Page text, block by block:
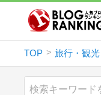
TOP 旅行・観光